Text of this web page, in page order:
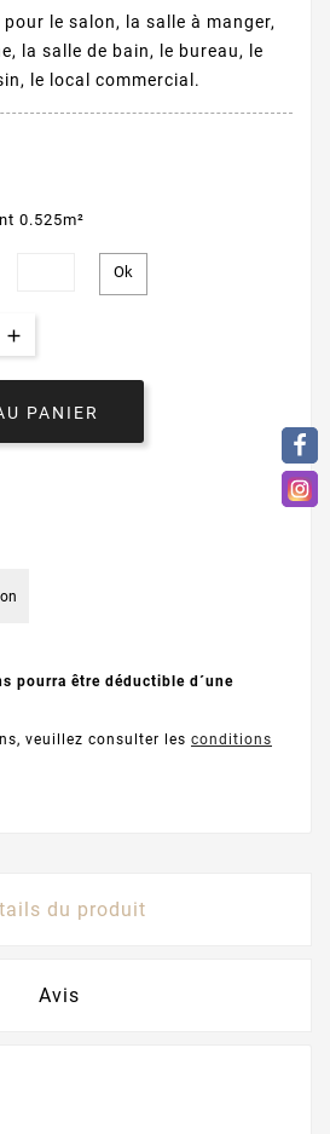
le salon, la salle à manger,
la salle de bain, le bureau, le
le local commercial.
0.525m²
PANIER
pourra être déductible d´une
veuillez consulter les conditions
du produit
Avis